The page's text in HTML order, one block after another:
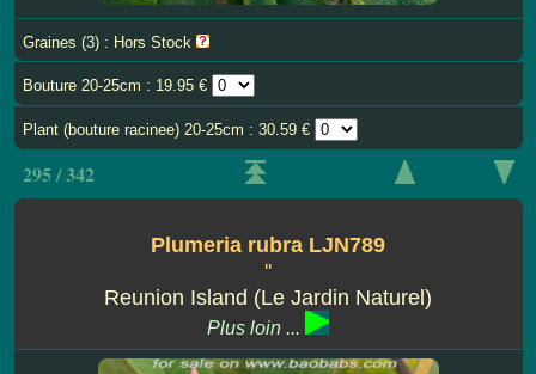
Graines (3) : Hors Stock
Bouture 20-25cm : 19.95 €
Plant (bouture racinee) 20-25cm : 30.59 €
295 / 342
Plumeria rubra LJN789
''
Reunion Island (Le Jardin Naturel)
Plus loin ...